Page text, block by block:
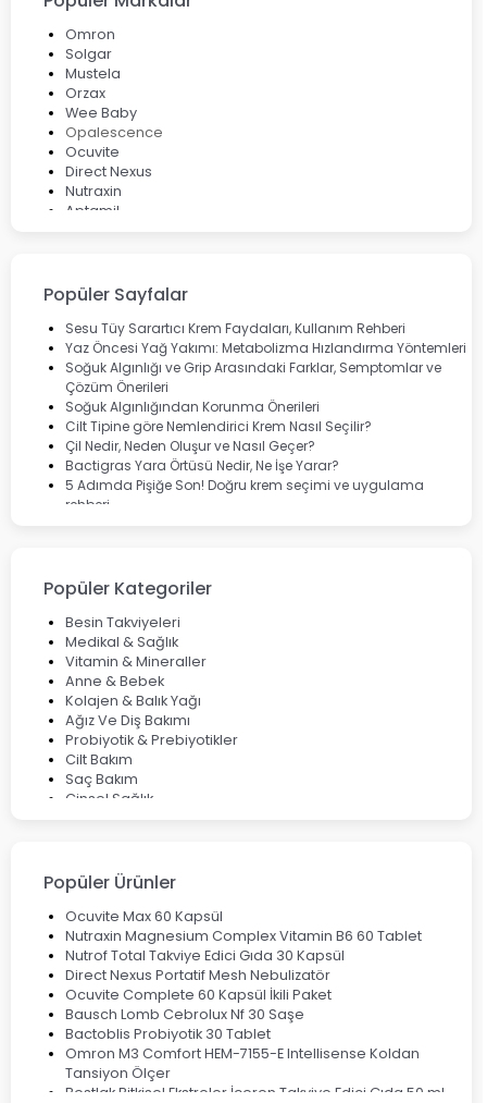
Omron
Solgar
Mustela
Orzax
Wee Baby
Opalescence
Ocuvite
Direct Nexus
Nutraxin
Aptamil
Lansinoh
Cebrolux
Dermoskin
Marvis
Rcfarma
Popüler Sayfalar
Sesu Tüy Sarartıcı Krem Faydaları, Kullanım Rehberi
Yaz Öncesi Yağ Yakımı: Metabolizma Hızlandırma Yöntemleri
Soğuk Algınlığı ve Grip Arasındaki Farklar, Semptomlar ve
Çözüm Önerileri
Soğuk Algınlığından Korunma Önerileri
Cilt Tipine göre Nemlendirici Krem Nasıl Seçilir?
Çil Nedir, Neden Oluşur ve Nasıl Geçer?
Bactigras Yara Örtüsü Nedir, Ne İşe Yarar?
5 Adımda Pişiğe Son! Doğru krem seçimi ve uygulama
rehberi
Çözüm Yolları
Bocavirüs Enfeksiyonu Hakkında Bilmeniz Gerekenler
Deep Flex Topraklama Matı Nedir? Detaylı Rehber
Mumiyo Nedir? Faydaları ve Kullanım Alanları Nelerdir?
Popüler Kategoriler
Besin Takviyeleri
Medikal & Sağlık
Vitamin & Mineraller
Anne & Bebek
Kolajen & Balık Yağı
Ağız Ve Diş Bakımı
Probiyotik & Prebiyotikler
Cilt Bakım
Saç Bakım
Cinsel Sağlık
Popüler Ürünler
Ocuvite Max 60 Kapsül
Nutraxin Magnesium Complex Vitamin B6 60 Tablet
Nutrof Total Takviye Edici Gıda 30 Kapsül
Direct Nexus Portatif Mesh Nebulizatör
Ocuvite Complete 60 Kapsül İkili Paket
Bausch Lomb Cebrolux Nf 30 Saşe
Bactoblis Probiyotik 30 Tablet
Omron M3 Comfort HEM-7155-E Intellisense Koldan
Tansiyon Ölçer
Bestlak Bitkisel Ekstreler İçeren Takviye Edici Gıda 50 ml